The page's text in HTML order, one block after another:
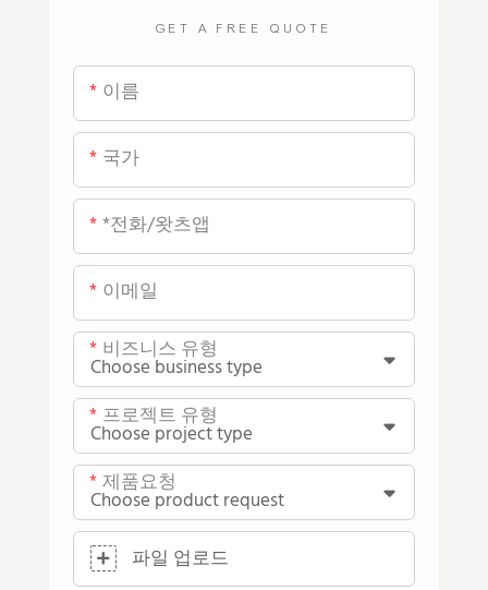
GET A FREE QUOTE
이름
국가
*전화/왓츠앱
이메일
비즈니스 유형
프로젝트 유형
제품요청
파일 업로드